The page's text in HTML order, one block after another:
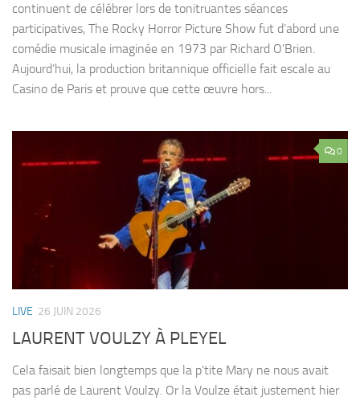
continuent de célébrer lors de tonitruantes séances
participatives, The Rocky Horror Picture Show fut d’abord une
comédie musicale imaginée en 1973 par Richard O’Brien.
Aujourd’hui, la production britannique officielle fait escale au
Casino de Paris et prouve que cette œuvre hors...
0
LIVE 26 JUIN 2026
LAURENT VOULZY À PLEYEL
Cela faisait bien longtemps que la p’tite Mary ne nous avait
pas parlé de Laurent Voulzy. Or la Voulze était justement hier